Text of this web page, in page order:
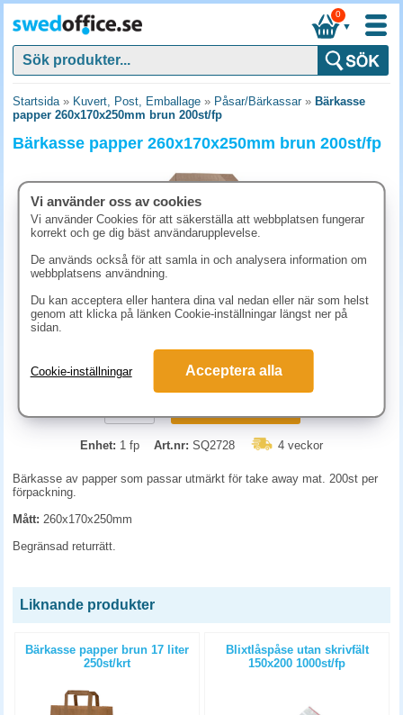
▼
0
Startsida» Kuvert, Post, Emballage » Påsar/Bärkassar» Bärkasse
papper 260x170x250mm brun 200st/fp
Bärkasse papper 260x170x250mm brun 200st/fp
667.50 kr (inkl. moms)
Enhet: 1 fp Art.nr: SQ2728 4 veckor
Bärkasse av papper som passar utmärkt för take away mat. 200st per
förpackning.
Mått: 260x170x250mm
Begränsad returrätt.
Liknande produkter
Bärkasse papper brun 17 liter
250st/krt
Blixtlåspåse utan skrivfält
150x200 1000st/fp
Vi använder oss av cookies
Vi använder Cookies för att säkerställa att webbplatsen fungerar
korrekt och ge dig bäst användarupplevelse.
De används också för att samla in och analysera information om
webbplatsens användning.
Du kan acceptera eller hantera dina val nedan eller när som helst
genom att klicka på länken Cookie-inställningar längst ner på
sidan.
Cookie-inställningar Acceptera alla